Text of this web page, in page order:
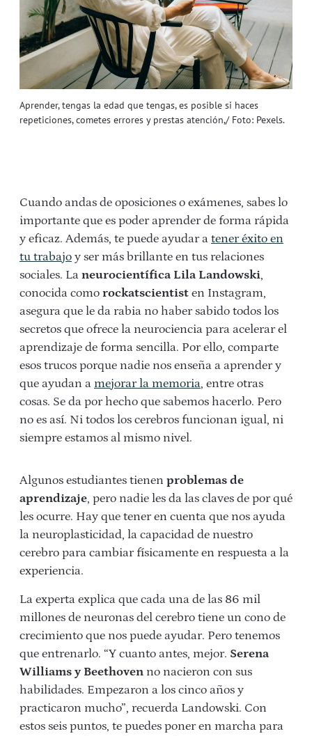
Aprender, tengas la edad que tengas, es posible si haces
repeticiones, cometes errores y prestas atención,/ Foto: Pexels.
Cuando andas de oposiciones o exámenes, sabes lo
importante que es poder aprender de forma rápida
y eficaz. Además, te puede ayudar a tener éxito en
tu trabajo y ser más brillante en tus relaciones
sociales. La neurocientífica Lila Landowski,
conocida como rockatscientist en Instagram,
asegura que le da rabia no haber sabido todos los
secretos que ofrece la neurociencia para acelerar el
aprendizaje de forma sencilla. Por ello, comparte
esos trucos porque nadie nos enseña a aprender y
que ayudan a mejorar la memoria, entre otras
cosas. Se da por hecho que sabemos hacerlo. Pero
no es así. Ni todos los cerebros funcionan igual, ni
siempre estamos al mismo nivel.
Algunos estudiantes tienen problemas de
aprendizaje, pero nadie les da las claves de por qué
les ocurre. Hay que tener en cuenta que nos ayuda
la neuroplasticidad, la capacidad de nuestro
cerebro para cambiar físicamente en respuesta a la
experiencia.
La experta explica que cada una de las 86 mil
millones de neuronas del cerebro tiene un cono de
crecimiento que nos puede ayudar. Pero tenemos
que entrenarlo. “Y cuanto antes, mejor. Serena
Williams y Beethoven no nacieron con sus
habilidades. Empezaron a los cinco años y
practicaron mucho”, recuerda Landowski. Con
estos seis puntos, te puedes poner en marcha para